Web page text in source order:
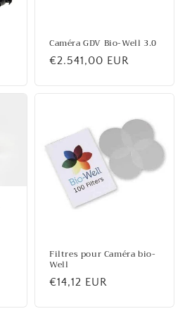
Caméra GDV Bio-Well 3.0
Prix
€2.541,00 EUR
Filtres pour Caméra bio-
Well
Prix
€14,12 EUR